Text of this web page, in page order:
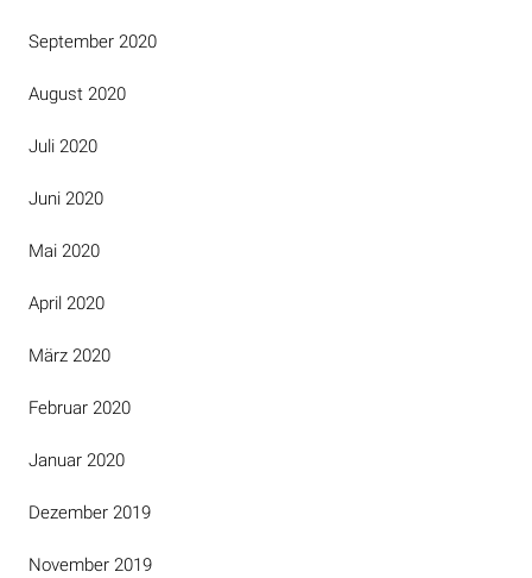
September 2020
August 2020
Juli 2020
Juni 2020
Mai 2020
April 2020
März 2020
Februar 2020
Januar 2020
Dezember 2019
November 2019